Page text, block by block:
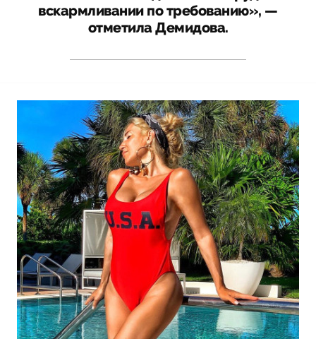
вскармливании по требованию», —
отметила Демидова.